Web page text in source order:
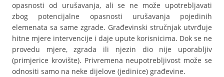
opasnosti od urušavanja, ali se ne može upotrebljavati
zbog potencijalne opasnosti urušavanja pojedinih
elemenata sa same zgrade. Građevinski stručnjak utvrđuje
hitne mjere intervencije i daje upute korisnicima. Dok se ne
provedu mjere, zgrada ili njezin dio nije uporabljiv
(primjerice krovište). Privremena neupotrebljivost može se
odnositi samo na neke dijelove (jedinice) građevine.